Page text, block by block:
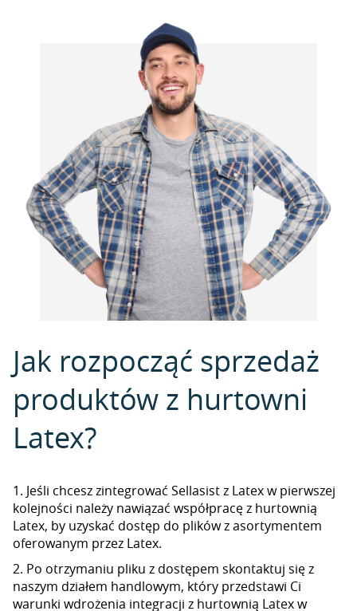
Jak rozpocząć sprzedaż
produktów z hurtowni
Latex?
1. Jeśli chcesz zintegrować Sellasist z Latex w pierwszej
kolejności należy nawiązać współpracę z hurtownią
Latex, by uzyskać dostęp do plików z asortymentem
oferowanym przez Latex.
2. Po otrzymaniu pliku z dostępem skontaktuj się z
naszym działem handlowym, który przedstawi Ci
warunki wdrożenia integracji z hurtownią Latex w